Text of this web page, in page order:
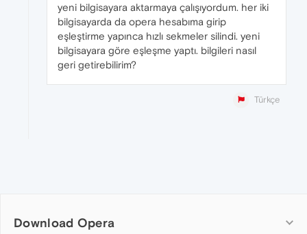
yeni bilgisayara aktarmaya çalışıyordum. her iki
bilgisayarda da opera hesabıma girip
eşleştirme yapınca hızlı sekmeler silindi. yeni
bilgisayara göre eşleşme yaptı. bilgileri nasıl
geri getirebilirim?
Türkçe
Download Opera